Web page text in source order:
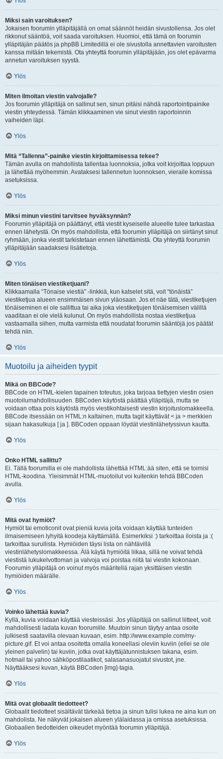
Miksi sain varoituksen?
Jokaisen foorumin ylläpitäjällä on omat säännöt heidän sivustollensa. Jos olet
rikkonut sääntöä, voit saada varoituksen. Huomioi, että tämä on foorumin
ylläpitäjän päätös ja phpBB Limitedillä ei ole sivustolla annettavien varoitusten
kanssa mitään tekemistä. Ota yhteyttä foorumin ylläpitäjään, jos olet epävarma
annetun varoituksen syystä.
Ylös
Miten ilmoitan viestin valvojalle?
Jos foorumin ylläpitäjä on sallinut sen, sinun pitäisi nähdä raportointipainike
viestin yhteydessä. Tämän klikkaaminen vie sinut viestin raportoinnin
vaiheiden läpi.
Ylös
Mitä “Tallenna”-painike viestin kirjoittamisessa tekee?
Tämän avulla on mahdollista tallentaa luonnoksia, jotka voit kirjoittaa loppuun
ja lähettää myöhemmin. Avataksesi tallennetun luonnoksen, vieraile komissa
asetuksissa.
Ylös
Miksi minun viestini tarvitsee hyväksynnän?
Foorumin ylläpitäjä on päättänyt, että viestit kyseiselle alueelle tulee tarkastaa
ennen lähetystä. On myös mahdollista, että foorumin ylläpitäjä on siirtänyt sinut
ryhmään, jonka viestit tarkistetaan ennen lähettämistä. Ota yhteyttä foorumin
ylläpitäjään saadaksesi lisätietoja.
Ylös
Miten tönäisen viestiketjuani?
Klikkaamalla “Tönaise viestiä” -linkkiä, kun katselet sitä, voit “tönäistä”
viestiketjua alueen ensimmäisen sivun yläosaan. Jos et näe tätä, viestiketjujen
tönäiseminen ei ole sallittua tai aika joka viestiketjujen tönäisemisen välillä
vaaditaan ei ole vielä kulunut. On myös mahdollista nostaa viestiketjua
vastaamalla siihen, mutta varmista että noudatat foorumin sääntöjä jos päätät
tehdä niin.
Ylös
Muotoilu ja aiheiden tyypit
Mikä on BBCode?
BBCode on HTML-kielen tapainen toteutus, joka tarjoaa tiettyjen viestin osien
muotoilumahdollisuuden. BBCoden käytöstä päättää ylläpitäjä, mutta se
voidaan ottaa pois käytöstä myös viestikohtaisesti viestin kirjoituslomakkeella.
BBCode itsessään on HTML:n kaltainen, mutta tagit käyttävät < ja > merkkien
sijaan hakasulkuja [ ja ]. BBCoden oppaan löydät viestinlähetyssivun kautta.
Ylös
Onko HTML sallittu?
Ei. Tällä foorumilla ei ole mahdollista lähettää HTML:ää siten, että se toimisi
HTML-koodina. Yleisimmät HTML-muotoilut voi kuitenkin tehdä BBCoden
avulla.
Ylös
Mitä ovat hymiöt?
Hymiöt tai emoticonit ovat pieniä kuvia joita voidaan käyttää tunteiden
ilmaisemiseen lyhyitä koodeja käyttämällä. Esimerkiksi :) tarkoittaa iloista ja :(
tarkoittaa surullista. Hymiöiden täysi lista on nähtävillä
viestinlähetyslomakkeessa. Älä käytä hymiöitä liikaa, sillä ne voivat tehdä
viestistä lukukelvottoman ja valvoja voi poistaa niitä tai viestin kokonaan.
Foorumin ylläpitäjä on voinut myös määritellä rajan yksittäisen viestin
hymiöiden määrälle.
Ylös
Voinko lähettää kuvia?
Kyllä, kuvia voidaan käyttää viesteissäsi. Jos ylläpitäjä on sallinut liitteet, voit
mahdollisesti ladata kuvan foorumille. Muutoin sinun täytyy antaa osoite
julkisesti saatavilla olevaan kuvaan, esim. http://www.example.com/my-
picture.gif. Et voi antaa osoitetta omalla koneellasi oleviin kuviin (ellei se ole
yleinen palvelin) tai kuviin, jotka ovat käyttäjätunnistuksen takana, esim.
hotmail tai yahoo sähköpostilaatikot, salasanasuojatut sivustot, jne.
Näyttääksesi kuvan, käytä BBCoden [img]-tagia.
Ylös
Mitä ovat globaalit tiedotteet?
Globaalit tiedotteet sisältävät tärkeää tietoa ja sinun tulisi lukea ne aina kun on
mahdolista. Ne näkyvät jokaisen alueen ylälaidassa ja omissa asetuksissa.
Globaalien tiedotteiden oikeudet myöntää foorumin ylläpitäjä.
Ylös